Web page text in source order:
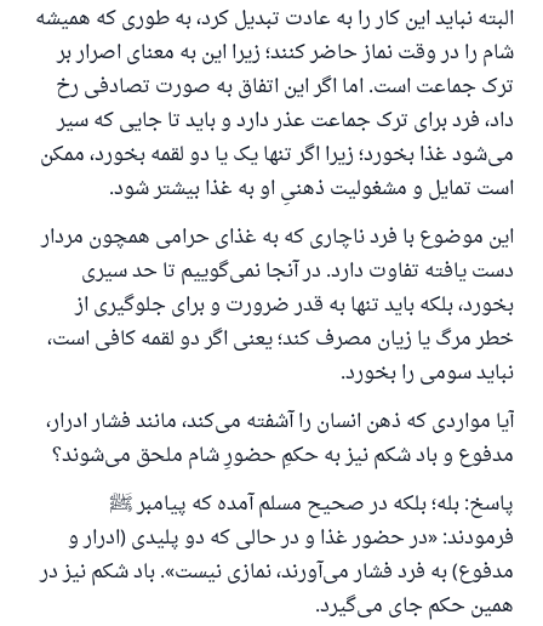
البته نباید این کار را به عادت تبدیل کرد، به طوری که همیشه
شام را در وقت نماز حاضر کنند؛ زیرا این به معنای اصرار بر
ترک جماعت است. اما اگر این اتفاق به صورت تصادفی رخ
داد، فرد برای ترک جماعت عذر دارد و باید تا جایی که سیر
می‌شود غذا بخورد؛ زیرا اگر تنها یک یا دو لقمه بخورد، ممکن
است تمایل و مشغولیت ذهنیِ او به غذا بیشتر شود.
این موضوع با فرد ناچاری که به غذای حرامی همچون مردار
دست یافته تفاوت دارد. در آنجا نمی‌گوییم تا حد سیری
بخورد، بلکه باید تنها به قدر ضرورت و برای جلوگیری از
خطر مرگ یا زیان مصرف کند؛ یعنی اگر دو لقمه کافی است،
نباید سومی را بخورد.
آیا مواردی که ذهن انسان را آشفته می‌کند، مانند فشار ادرار،
مدفوع و باد شکم نیز به حکمِ حضورِ شام ملحق می‌شوند؟
پاسخ: بله؛ بلکه در صحیح مسلم آمده که پیامبر ﷺ
فرمودند: «در حضور غذا و در حالی که دو پلیدی (ادرار و
مدفوع) به فرد فشار می‌آورند، نمازی نیست». باد شکم نیز در
همین حکم جای می‌گیرد.
پاسخ شمارهٔ ۱۱۰۸۴۵ یک زندگی زناشویی
را نجات داد.
از پرسش تا پاسخ، کمک مالی شما «اسلام سوال و جواب» را
یاری می‌دهد.
رسول الله صلی الله علیه وسلم می‌فرماید
آنکه به سوی خیری راهنمایی کند مانند پاداش انجام
دهنده‌اش را خواهد داشت
(مسلم: ۱۸۹۳)